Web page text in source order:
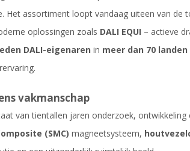
Het assortiment loopt vandaag uiteen van de
oplossingen zoals DALI EQUI – actieve
DALI-eigenaren in meer dan 70 landen
vakmanschap
van tientallen jaren onderzoek,
(SMC) magneetsysteem,